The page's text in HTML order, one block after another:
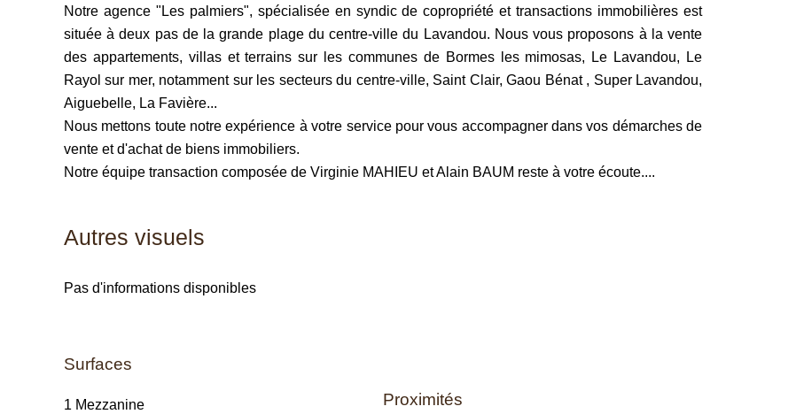
Notre agence "Les palmiers", spécialisée en syndic de copropriété et transactions immobilières est
située à deux pas de la grande plage du centre-ville du Lavandou. Nous vous proposons à la vente
des appartements, villas et terrains sur les communes de Bormes les mimosas, Le Lavandou, Le
Rayol sur mer, notamment sur les secteurs du centre-ville, Saint Clair, Gaou Bénat , Super Lavandou,
Aiguebelle, La Favière...
Nous mettons toute notre expérience à votre service pour vous accompagner dans vos démarches de
vente et d'achat de biens immobiliers.
Notre équipe transaction composée de Virginie MAHIEU et Alain BAUM reste à votre écoute....
Autres visuels
Pas d'informations disponibles
Surfaces
1 Mezzanine
Proximités